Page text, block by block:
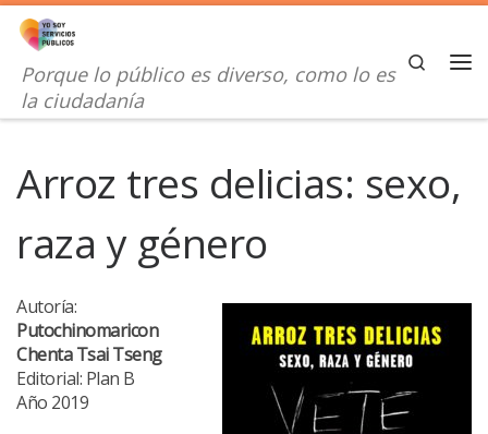
Saltar al contenido
Porque lo público es diverso, como lo es
la ciudadanía
Search
Arroz tres delicias: sexo,
raza y género
Autoría:
Putochinomaricon
Chenta Tsai Tseng
Editorial: Plan B
Año 2019